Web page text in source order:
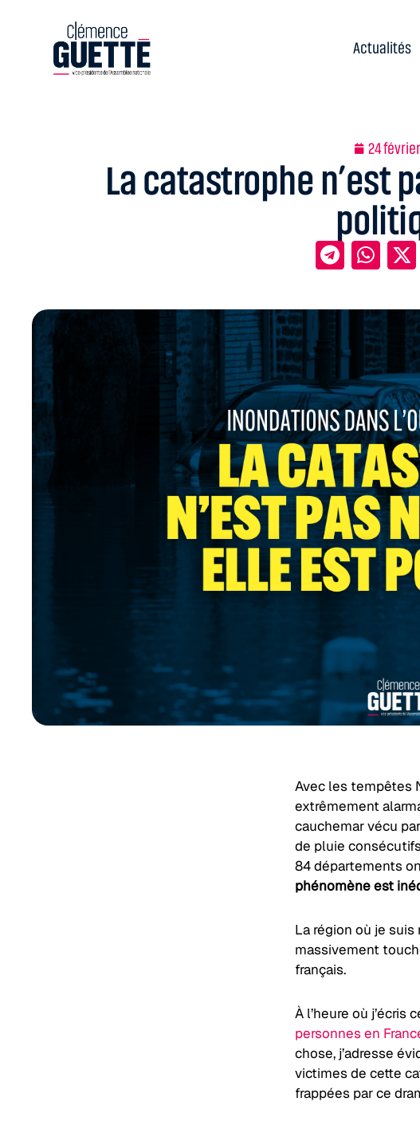
Actualités
24
La catastrophe n’est
Avec les tempêtes
extrêmement
cauchemar vécu
de pluie
84 départements
phénomène est
La région où je suis
massivement
français.
À l’heure où
personnes en
chose, j’adresse
victimes de cette
frappées par ce